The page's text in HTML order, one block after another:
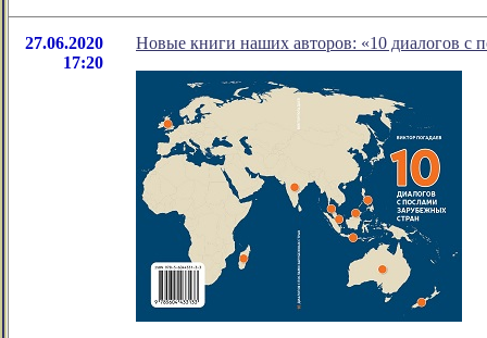
27.06.2020
17:20
Новые книги наших авторов: «10 диалогов с